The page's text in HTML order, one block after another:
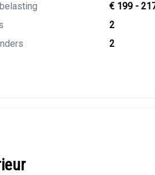
€ 199 -
2
2